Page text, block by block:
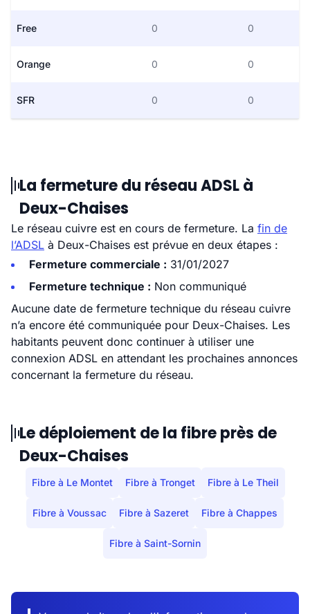
Free 0 0
Orange 0 0
SFR 0 0
La fermeture du réseau ADSL à
Deux-Chaises
Le réseau cuivre est en cours de fermeture. La fin de
l’ADSL à Deux-Chaises est prévue en deux étapes :
Fermeture commerciale : 31/01/2027
Fermeture technique : Non communiqué
Aucune date de fermeture technique du réseau cuivre
n’a encore été communiquée pour Deux-Chaises. Les
habitants peuvent donc continuer à utiliser une
connexion ADSL en attendant les prochaines annonces
concernant la fermeture du réseau.
Le déploiement de la fibre près de
Deux-Chaises
Fibre à Le Montet Fibre à Tronget Fibre à Le Theil
Fibre à Voussac Fibre à Sazeret Fibre à Chappes
Fibre à Saint-Sornin